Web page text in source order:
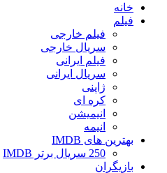
خانه
فیلم
فیلم خارجی
سریال خارجی
فیلم ایرانی
سریال ایرانی
ژاپنی
کره ای
انیمیشن
انیمه
بهترین های IMDB
250 سریال برتر IMDB
بازیگران